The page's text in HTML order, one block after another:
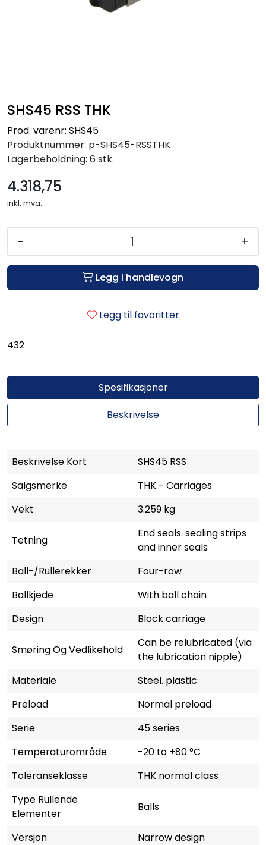
SHS45 RSS THK
Prod. varenr: SHS45
Produktnummer: p-SHS45-RSSTHK
Lagerbeholdning: 6 stk.
4.318,75
inkl. mva.
- +
Legg i handlevogn
Legg til favoritter
432
Spesifikasjoner
Beskrivelse
Beskrivelse Kort
SHS45 RSS
Salgsmerke
THK - Carriages
Vekt
3.259 kg
Tetning
End seals. sealing strips
and inner seals
Ball-/Rullerekker
Four-row
Ballkjede
With ball chain
Design
Block carriage
Smøring Og Vedlikehold
Can be relubricated (via
the lubrication nipple)
Materiale
Steel. plastic
Preload
Normal preload
Serie
45 series
Temperaturområde
-20 to +80 °C
Toleranseklasse
THK normal class
Type Rullende
Elementer
Balls
Versjon
Narrow design